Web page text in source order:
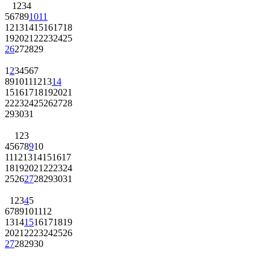
1 234
567891011
12131415161718
192021 22232425
26272829
1 234567
891011121314
15161718192021
22232425262728
293031
1 23
45678910
11121314151617
18192021 222324
25262728293031
1 2345
6789101112
13141516171819
2021 2223242526
27282930